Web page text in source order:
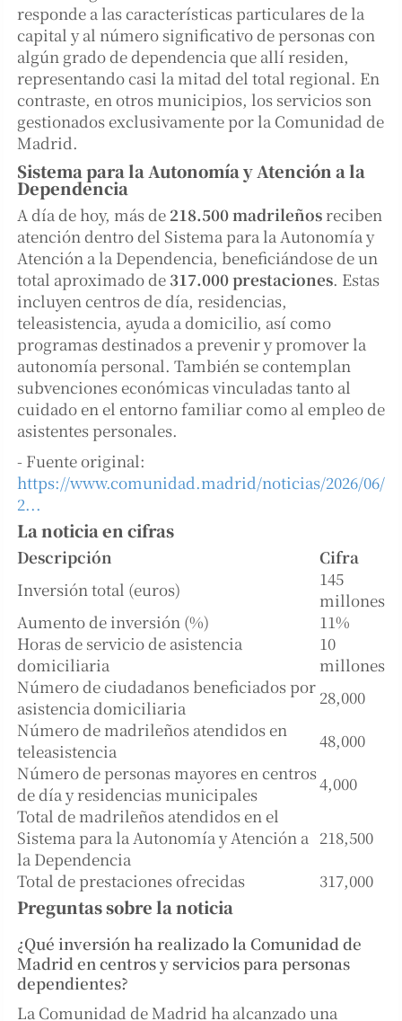
responde a las características particulares de la
capital y al número significativo de personas con
algún grado de dependencia que allí residen,
representando casi la mitad del total regional. En
contraste, en otros municipios, los servicios son
gestionados exclusivamente por la Comunidad de
Madrid.
Sistema para la Autonomía y Atención a la
Dependencia
A día de hoy, más de 218.500 madrileñosreciben
atención dentro del Sistema para la Autonomía y
Atención a la Dependencia, beneficiándose de un
total aproximado de 317.000 prestaciones. Estas
incluyen centros de día, residencias,
teleasistencia, ayuda a domicilio, así como
programas destinados a prevenir y promover la
autonomía personal. También se contemplan
subvenciones económicas vinculadas tanto al
cuidado en el entorno familiar como al empleo de
asistentes personales.
- Fuente original:
https://www.comunidad.madrid/noticias/2026/06/
2...
La noticia en cifras
Descripción
Cifra
Inversión total (euros)
145
millones
Aumento de inversión (%)
11%
Horas de servicio de asistencia
domiciliaria
10
millones
Número de ciudadanos beneficiados por
asistencia domiciliaria
28,000
Número de madrileños atendidos en
teleasistencia
48,000
Número de personas mayores en centros
de día y residencias municipales
4,000
Total de madrileños atendidos en el
Sistema para la Autonomía y Atención a
la Dependencia
218,500
Total de prestaciones ofrecidas
317,000
Preguntas sobre la noticia
¿Qué inversión ha realizado la Comunidad de
Madrid en centros y servicios para personas
dependientes?
La Comunidad de Madrid ha alcanzado una